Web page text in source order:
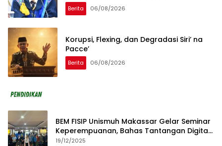
Berita 06/08/2026
Korupsi, Flexing, dan Degradasi Siri’ na
Pacce’
Berita 06/08/2026
BEM FISIP Unismuh Makassar Gelar Seminar
Keperempuanan, Bahas Tantangan Digital
dan Budaya Lokal
19/12/2025